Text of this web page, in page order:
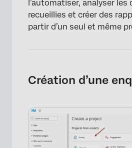
l’automatiser, analyser les
recueillies et créer des
partir d’un seul et même
Création d’une